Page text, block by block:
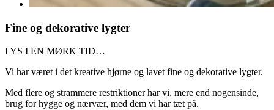
Fine og dekorative lygter
LYS I EN MØRK TID…
Vi har været i det kreative hjørne og lavet fine og dekorative lygter.
Med flere og strammere restriktioner har vi, mere end nogensinde,
brug for hygge og nærvær, med dem vi har tæt på.